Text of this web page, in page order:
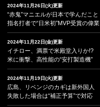
2024年11月26日(火)更新
“赤鬼”マニエルが日本で学んだこと
指名打者で“日米初”MVP受賞の偉業
2024年11月22日(金)更新
イチロー、満票で米殿堂入りか!?
米に衝撃、高性能の“安打製造機”
2024年11月19日(火)更新
広島、リベンジのカギは新外国人
失敗した場合は“補正予算”で対応